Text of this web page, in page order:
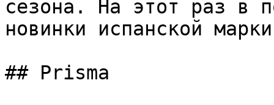
сезона. На этот раз в
новинки испанской
## Prisma